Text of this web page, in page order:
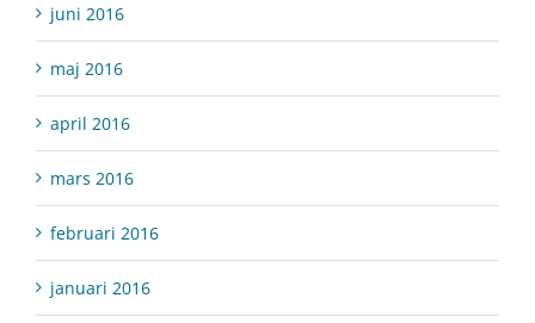
juni 2016
maj 2016
april 2016
mars 2016
februari 2016
januari 2016